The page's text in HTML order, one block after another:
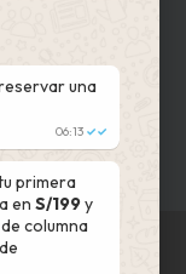
los derechos
una
06:13 ✓✓
primera
en S/199y
columna